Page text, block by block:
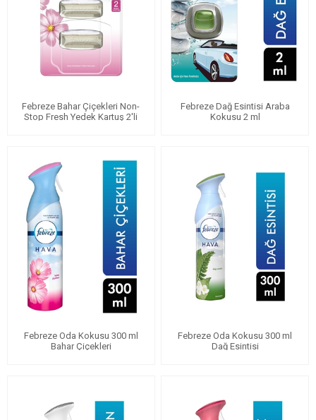
Febreze Bahar Çiçekleri Non-
Stop Fresh Yedek Kartuş 2'li
Febreze Dağ Esintisi Araba
Kokusu 2 ml
Febreze Oda Kokusu 300 ml
Bahar Çiçekleri
Febreze Oda Kokusu 300 ml
Dağ Esintisi